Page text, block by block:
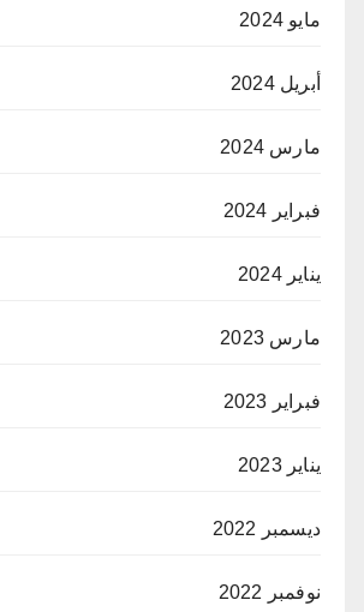
مايو 2024
أبريل 2024
مارس 2024
فبراير 2024
يناير 2024
مارس 2023
فبراير 2023
يناير 2023
ديسمبر 2022
نوفمبر 2022